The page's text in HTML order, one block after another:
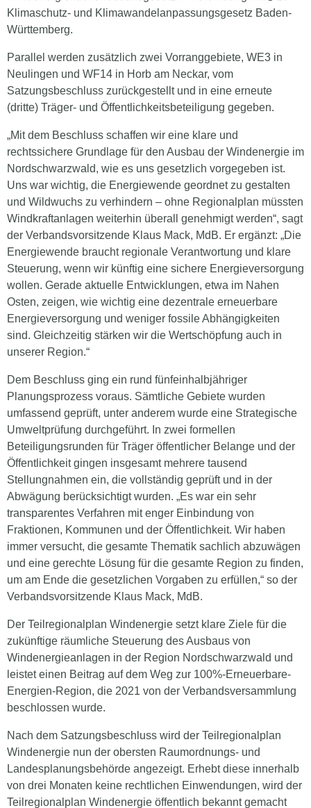
Klimaschutz- und Klimawandelanpassungsgesetz Baden-
Württemberg.
Parallel werden zusätzlich zwei Vorranggebiete, WE3 in
Neulingen und WF14 in Horb am Neckar, vom
Satzungsbeschluss zurückgestellt und in eine erneute
(dritte) Träger- und Öffentlichkeitsbeteiligung gegeben.
„Mit dem Beschluss schaffen wir eine klare und
rechtssichere Grundlage für den Ausbau der Windenergie im
Nordschwarzwald, wie es uns gesetzlich vorgegeben ist.
Uns war wichtig, die Energiewende geordnet zu gestalten
und Wildwuchs zu verhindern – ohne Regionalplan müssten
Windkraftanlagen weiterhin überall genehmigt werden“, sagt
der Verbandsvorsitzende Klaus Mack, MdB. Er ergänzt: „Die
Energiewende braucht regionale Verantwortung und klare
Steuerung, wenn wir künftig eine sichere Energieversorgung
wollen. Gerade aktuelle Entwicklungen, etwa im Nahen
Osten, zeigen, wie wichtig eine dezentrale erneuerbare
Energieversorgung und weniger fossile Abhängigkeiten
sind. Gleichzeitig stärken wir die Wertschöpfung auch in
unserer Region.“
Dem Beschluss ging ein rund fünfeinhalbjähriger
Planungsprozess voraus. Sämtliche Gebiete wurden
umfassend geprüft, unter anderem wurde eine Strategische
Umweltprüfung durchgeführt. In zwei formellen
Beteiligungsrunden für Träger öffentlicher Belange und der
Öffentlichkeit gingen insgesamt mehrere tausend
Stellungnahmen ein, die vollständig geprüft und in der
Abwägung berücksichtigt wurden. „Es war ein sehr
transparentes Verfahren mit enger Einbindung von
Fraktionen, Kommunen und der Öffentlichkeit. Wir haben
immer versucht, die gesamte Thematik sachlich abzuwägen
und eine gerechte Lösung für die gesamte Region zu finden,
um am Ende die gesetzlichen Vorgaben zu erfüllen,“ so der
Verbandsvorsitzende Klaus Mack, MdB.
Der Teilregionalplan Windenergie setzt klare Ziele für die
zukünftige räumliche Steuerung des Ausbaus von
Windenergieanlagen in der Region Nordschwarzwald und
leistet einen Beitrag auf dem Weg zur 100%-Erneuerbare-
Energien-Region, die 2021 von der Verbandsversammlung
beschlossen wurde.
Nach dem Satzungsbeschluss wird der Teilregionalplan
Windenergie nun der obersten Raumordnungs- und
Landesplanungsbehörde angezeigt. Erhebt diese innerhalb
von drei Monaten keine rechtlichen Einwendungen, wird der
Teilregionalplan Windenergie öffentlich bekannt gemacht